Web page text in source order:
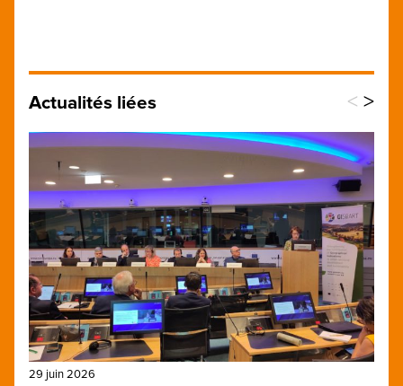
Actualités liées < >
29 juin 2026